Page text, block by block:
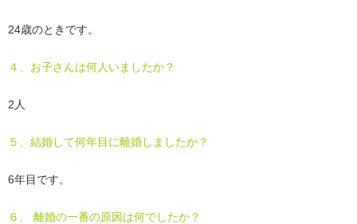
24歳のときです。
４、お子さんは何人いましたか？
2人
５、結婚して何年目に離婚しましたか？
6年目です。
６、 離婚の一番の原因は何でしたか？